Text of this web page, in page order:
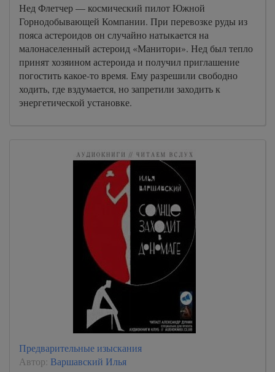
Нед Флетчер — космический пилот Южной
Горнодобывающей Компании. При перевозке руды из
пояса астероидов он случайно натыкается на
малонаселенный астероид «Манитори». Нед был тепло
принят хозяином астероида и получил приглашение
погостить какое-то время. Ему разрешили свободно
ходить, где вздумается, но запретили заходить к
энергетической установке.
Предварительные изыскания
Автор: Варшавский Илья